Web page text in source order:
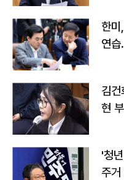
한
연
김
현
'청
주거